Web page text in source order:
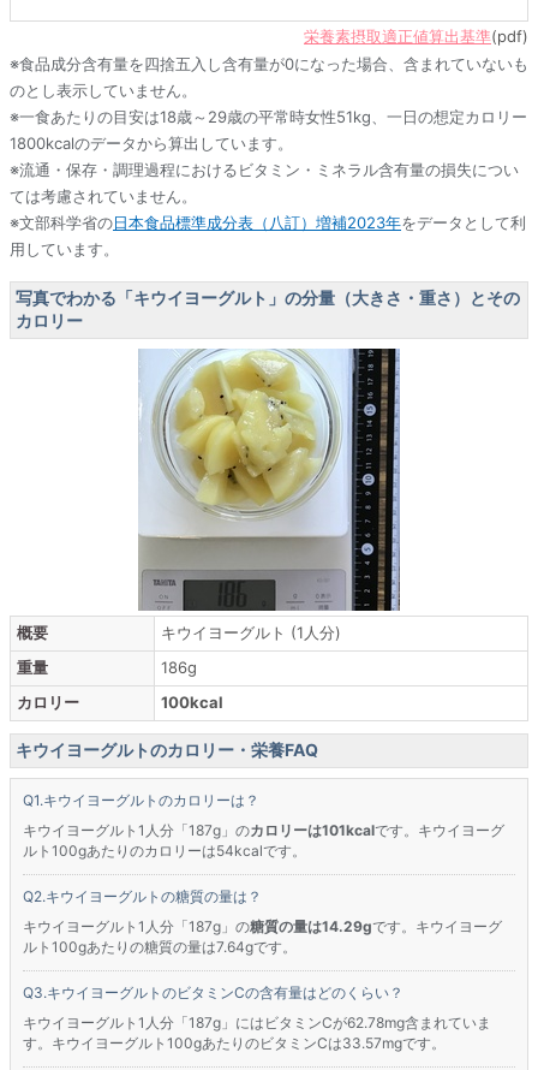
栄養素摂取適正値算出基準(pdf)
※食品成分含有量を四捨五入し含有量が0になった場合、含まれていないも
のとし表示していません。
※一食あたりの目安は18歳～29歳の平常時女性51kg、一日の想定カロリー
1800kcalのデータから算出しています。
※流通・保存・調理過程におけるビタミン・ミネラル含有量の損失につい
ては考慮されていません。
※文部科学省の日本食品標準成分表（八訂）増補2023年をデータとして利
用しています。
写真でわかる「キウイヨーグルト」の分量（大きさ・重さ）とその
カロリー
概要
キウイヨーグルト (1人分)
重量
186g
カロリー
100kcal
キウイヨーグルトのカロリー・栄養FAQ
キウイヨーグルトのカロリーは？
キウイヨーグルト1人分「187g」のカロリーは101kcalです。キウイヨーグ
ルト100gあたりのカロリーは54kcalです。
キウイヨーグルトの糖質の量は？
キウイヨーグルト1人分「187g」の糖質の量は14.29gです。キウイヨーグ
ルト100gあたりの糖質の量は7.64gです。
キウイヨーグルトのビタミンCの含有量はどのくらい？
キウイヨーグルト1人分「187g」にはビタミンCが62.78mg含まれていま
す。キウイヨーグルト100gあたりのビタミンCは33.57mgです。